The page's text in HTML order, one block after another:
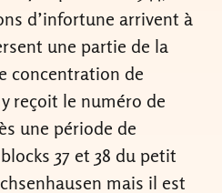
d’infortune arrivent à
une partie de la
concentration de
reçoit le numéro de
une période de
37 et 38 du petit
mais il est